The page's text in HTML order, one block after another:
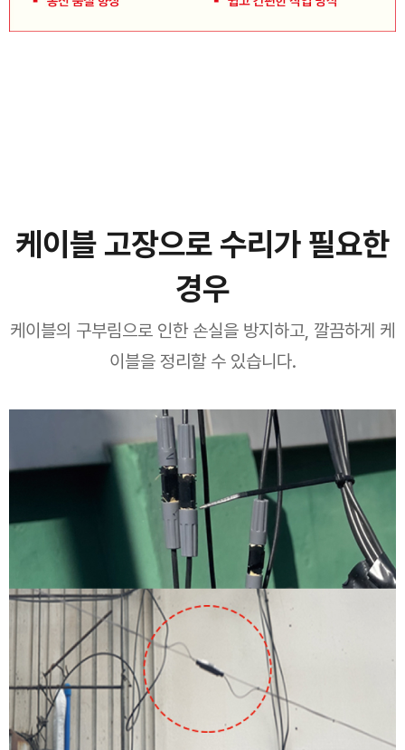
케이블 고장으로 수리가 필요한
경우
케이블의 구부림으로 인한 손실을 방지하고, 깔끔하게 케
이블을 정리할 수 있습니다.